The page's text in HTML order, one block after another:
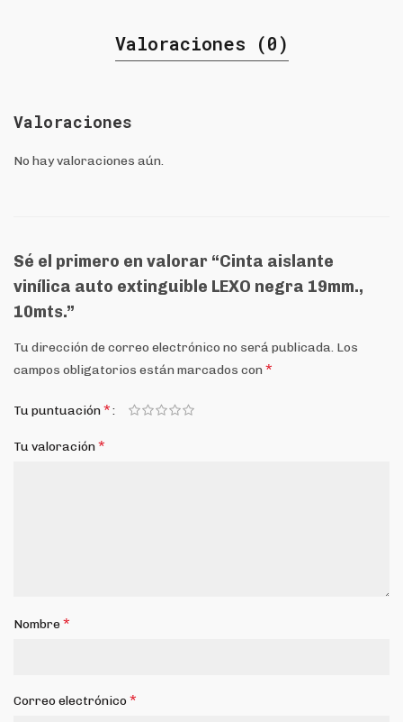
Valoraciones (0)
Valoraciones
No hay valoraciones aún.
Sé el primero en valorar “Cinta aislante
vinílica auto extinguible LEXO negra 19mm.,
10mts.”
Tu dirección de correo electrónico no será publicada. Los
campos obligatorios están marcados con *
Tu puntuación*
Tu valoración*
Nombre*
Correo electrónico*